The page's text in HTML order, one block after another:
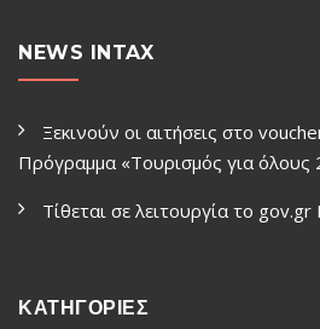
NEWS INTAX
Ξεκινούν οι αιτήσεις στο
Πρόγραμμα «Τουρισμός για όλους
Τίθεται σε λειτουργία το
ΚΑΤΗΓΟΡΙΕΣ